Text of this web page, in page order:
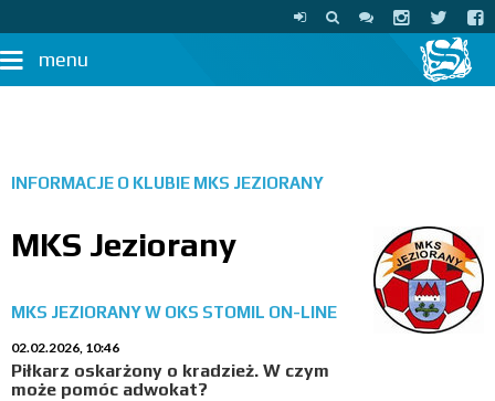
menu
INFORMACJE O KLUBIE MKS JEZIORANY
MKS Jeziorany
MKS JEZIORANY W OKS STOMIL ON-LINE
02.02.2026, 10:46
Piłkarz oskarżony o kradzież. W czym
może pomóc adwokat?